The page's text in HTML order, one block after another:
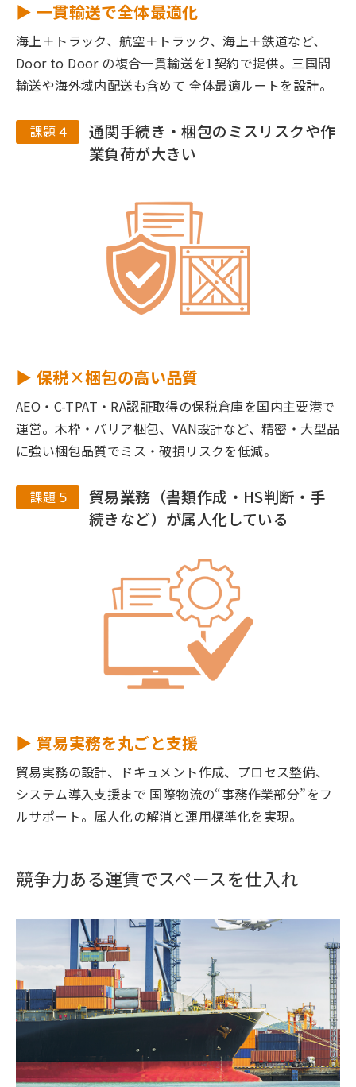
▶ 一貫輸送で全体最適化
海上＋トラック、航空＋トラック、海上＋鉄道など、
Door to Door の複合一貫輸送を1契約で提供。三国間
輸送や海外域内配送も含めて 全体最適ルートを設計。
課題４
通関手続き・梱包のミスリスクや作
業負荷が大きい
▶ 保税×梱包の高い品質
AEO・C-TPAT・RA認証取得の保税倉庫を国内主要港で
運営。木枠・バリア梱包、VAN設計など、精密・大型品
に強い梱包品質でミス・破損リスクを低減。
課題５
貿易業務（書類作成・HS判断・手
続きなど）が属人化している
▶ 貿易実務を丸ごと支援
貿易実務の設計、ドキュメント作成、プロセス整備、
システム導入支援まで 国際物流の“事務作業部分”をフ
ルサポート。属人化の解消と運用標準化を実現。
競争力ある運賃でスペースを仕入れ